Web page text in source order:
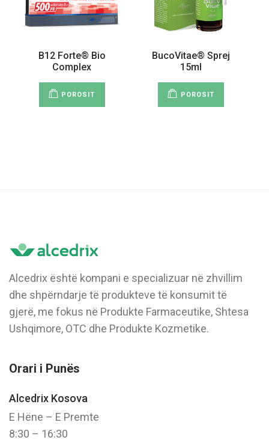
B12 Forte® Bio
Complex
POROSIT
BucoVitae® Sprej
15ml
POROSIT
Alcedrix është kompani e specializuar në zhvillim
dhe shpërndarje të produkteve të konsumit të
gjerë, me fokus në Produkte Farmaceutike, Shtesa
Ushqimore, OTC dhe Produkte Kozmetike.
Orari i Punës
Alcedrix Kosova
E Hëne – E Premte
8:30 – 16:30